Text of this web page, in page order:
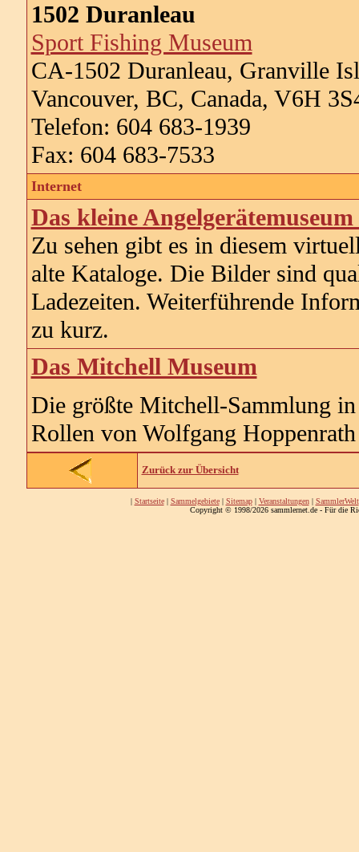
1502 Duranleau
Sport Fishing Museum
CA-1502 Duranleau, Granville
Vancouver, BC, Canada, V6H
Telefon: 604 683-1939
Fax: 604 683-7533
Internet
Das kleine
Zu sehen gibt es in diesem
alte Kataloge. Die Bilder sind
Ladezeiten. Weiterführende
zu kurz.
Das Mitchell Museum
Die größte Mitchell-Sammlung
Rollen von Wolfgang
Zurück zur Übersicht
| Startseite| Sammelgebiete| Sitemap| Veranstaltungen| SammlerWelt
Copyright © 1998/2026 sammlernet.de - Für die